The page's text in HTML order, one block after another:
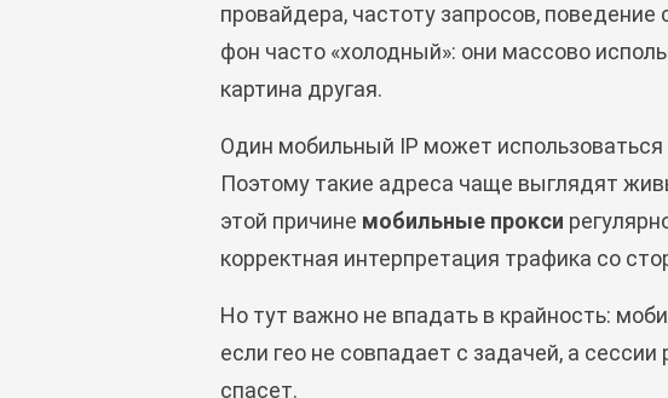
провайдера, частоту запросов,
фон часто «холодный»: они массово
картина другая.
Один мобильный IP может
Поэтому такие адреса чаще выглядят
этой причине мобильные прокси
корректная интерпретация трафика со
Но тут важно не впадать в крайность:
если гео не совпадает с задачей, а
спасет.